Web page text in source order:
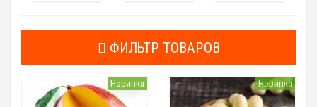
ФИЛЬТР ТОВАРОВ
Новинка Новинка